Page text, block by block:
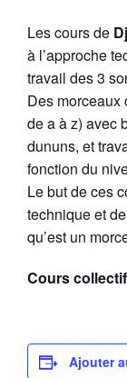
Les cours de
à l’approche
travail des 3
Des morceaux
de a à z) avec
dununs, et
fonction du
Le but de ces
technique et
qu’est un
Cours
Ajouter